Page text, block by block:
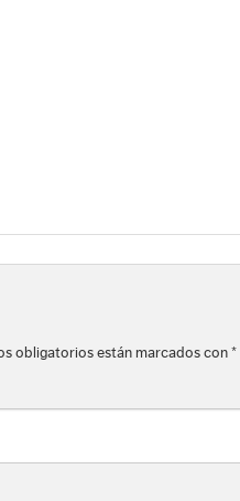
obligatorios están marcados con*